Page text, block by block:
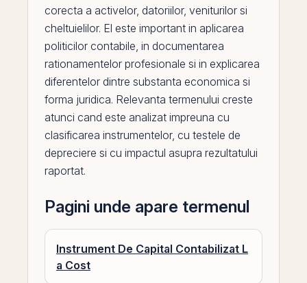
corecta a activelor, datoriilor, veniturilor si
cheltuielilor. El este important in aplicarea
politicilor contabile, in documentarea
rationamentelor profesionale si in explicarea
diferentelor dintre substanta economica si
forma juridica. Relevanta termenului creste
atunci cand este analizat impreuna cu
clasificarea instrumentelor, cu testele de
depreciere si cu impactul asupra rezultatului
raportat.
Pagini unde apare termenul
Instrument De Capital Contabilizat L
a Cost